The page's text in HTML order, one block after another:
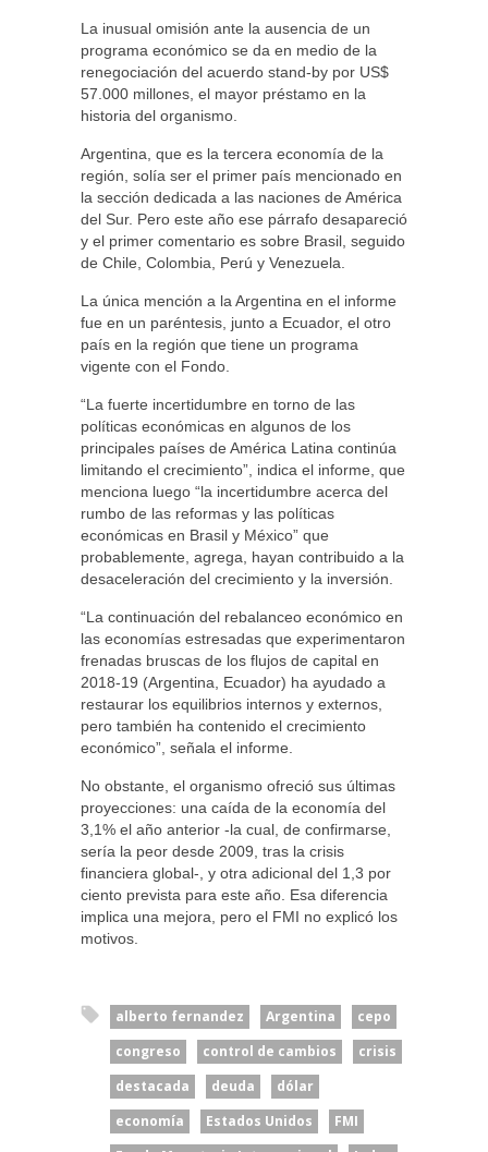
La inusual omisión ante la ausencia de un
programa económico se da en medio de la
renegociación del acuerdo stand-by por US$
57.000 millones, el mayor préstamo en la
historia del organismo.
Argentina, que es la tercera economía de la
región, solía ser el primer país mencionado en
la sección dedicada a las naciones de América
del Sur. Pero este año ese párrafo desapareció
y el primer comentario es sobre Brasil, seguido
de Chile, Colombia, Perú y Venezuela.
La única mención a la Argentina en el informe
fue en un paréntesis, junto a Ecuador, el otro
país en la región que tiene un programa
vigente con el Fondo.
“La fuerte incertidumbre en torno de las
políticas económicas en algunos de los
principales países de América Latina continúa
limitando el crecimiento”, indica el informe, que
menciona luego “la incertidumbre acerca del
rumbo de las reformas y las políticas
económicas en Brasil y México” que
probablemente, agrega, hayan contribuido a la
desaceleración del crecimiento y la inversión.
“La continuación del rebalanceo económico en
las economías estresadas que experimentaron
frenadas bruscas de los flujos de capital en
2018-19 (Argentina, Ecuador) ha ayudado a
restaurar los equilibrios internos y externos,
pero también ha contenido el crecimiento
económico”, señala el informe.
No obstante, el organismo ofreció sus últimas
proyecciones: una caída de la economía del
3,1% el año anterior -la cual, de confirmarse,
sería la peor desde 2009, tras la crisis
financiera global-, y otra adicional del 1,3 por
ciento prevista para este año. Esa diferencia
implica una mejora, pero el FMI no explicó los
motivos.
alberto fernandez Argentina
cepo
congreso
control de cambios
crisis
destacada
deuda
dólar
economía
Estados Unidos
FMI